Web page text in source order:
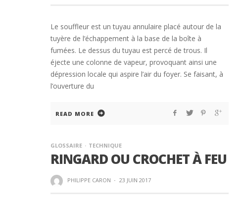
Le souffleur est un tuyau annulaire placé autour de la
tuyère de l’échappement à la base de la boîte à
fumées. Le dessus du tuyau est percé de trous. Il
éjecte une colonne de vapeur, provoquant ainsi une
dépression locale qui aspire l’air du foyer. Se faisant, à
l’ouverture du
READ MORE
GLOSSAIRE TECHNIQUE
RINGARD OU CROCHET À FEU
PHILIPPE CARON · 23 JUIN 2017